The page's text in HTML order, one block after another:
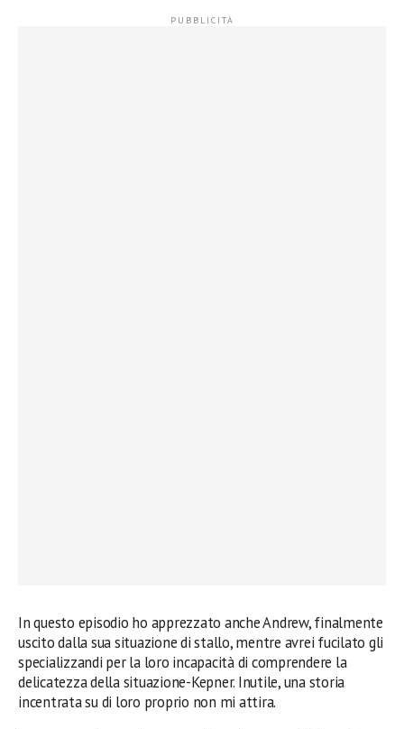
In questo episodio ho apprezzato anche Andrew, finalmente
uscito dalla sua situazione di stallo, mentre avrei fucilato gli
specializzandi per la loro incapacità di comprendere la
delicatezza della situazione-Kepner. Inutile, una storia
incentrata su di loro proprio non mi attira.